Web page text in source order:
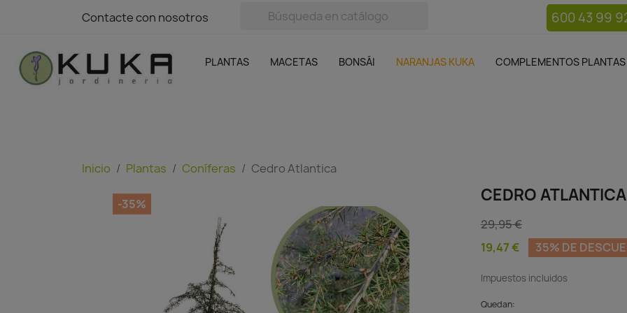
Contacte con nosotros
Contacte con nosotros 600 43 99
PLANTAS MACETAS BONSÁI NARANJAS KUKA COMPLEMENTOS PLANTAS
Complementos plantas
SIN GASTOS DE ENVÍO
Inicio Plantas Coníferas Cedro Atlantica
-35% CEDRO ATLANTICA
29,95 €
19,47 €
35% DE
Impuestos incluidos
Quedan: